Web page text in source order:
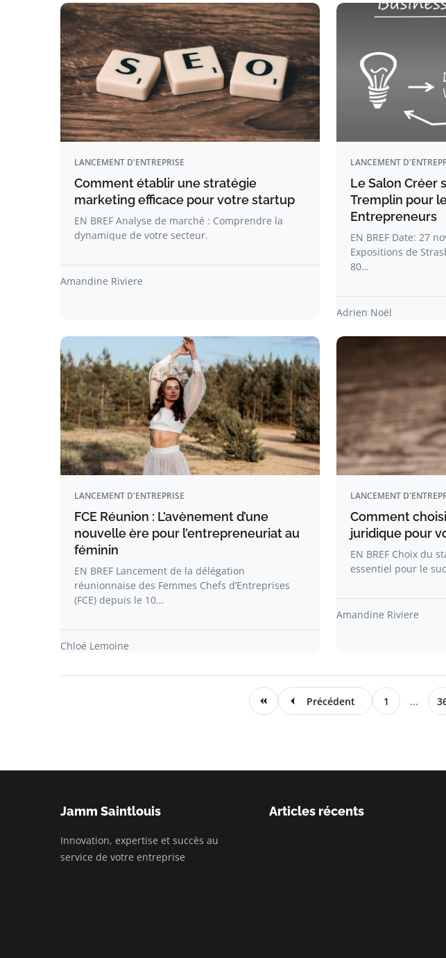
LANCEMENT D'ENTREPRISE
Comment établir une stratégie
marketing efficace pour votre startup
EN BREF Analyse de marché : Comprendre la
dynamique de votre secteur.
Amandine Riviere
LANCEMENT
Le Salon Créer
Tremplin pour
Entrepreneurs
EN BREF Date: 27
Expositions de
80…
Adrien Noël
LANCEMENT D'ENTREPRISE
FCE Réunion : L’avènement d’une
nouvelle ère pour l’entrepreneuriat au
féminin
EN BREF Lancement de la délégation
réunionnaise des Femmes Chefs d’Entreprises
(FCE) depuis le 10…
Chloé Lemoine
LANCEMENT
Comment
juridique pour
EN BREF Choix du
essentiel pour le
Amandine Riviere
Précédent 1 ...
Jamm Saintlouis
Innovation, expertise et succès au
service de votre entreprise
Articles récents